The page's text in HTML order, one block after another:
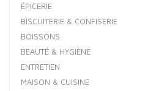
ÉPICERIE
BISCUITERIE & CONFISERIE
BOISSONS
BEAUTÉ & HYGIÈNE
ENTRETIEN
MAISON & CUISINE